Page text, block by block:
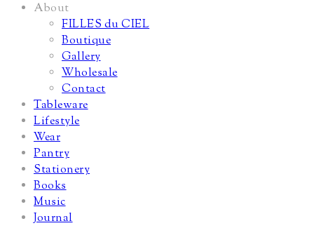
About
FILLES du CIEL
Boutique
Gallery
Wholesale
Contact
Tableware
Lifestyle
Wear
Pantry
Stationery
Books
Music
Journal